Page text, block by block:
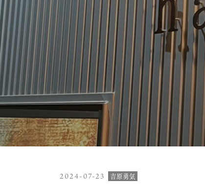
2024-07-23 吉原勇気